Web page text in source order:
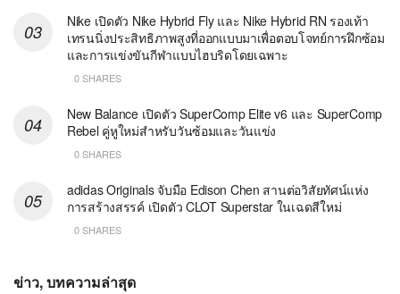
Nike เปิดตัว Nike Hybrid Fly และ Nike Hybrid RN รองเท้า
เทรนนิ่งประสิทธิภาพสูงที่ออกแบบมาเพื่อตอบโจทย์การฝึกซ้อม
และการแข่งขันกีฬาแบบไฮบริดโดยเฉพาะ
0 SHARES
New Balance เปิดตัว SuperComp Elite v6 และ SuperComp
Rebel คู่หูใหม่สำหรับวันซ้อมและวันแข่ง
0 SHARES
adidas Originals จับมือ Edison Chen สานต่อวิสัยทัศน์แห่ง
การสร้างสรรค์ เปิดตัว CLOT Superstar ในเฉดสีใหม่
0 SHARES
ข่าว, บทความล่าสุด